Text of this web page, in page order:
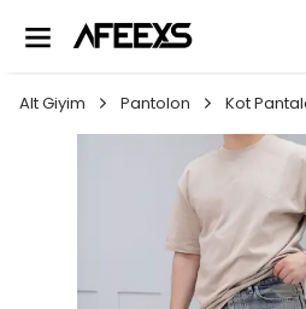
Alt Giyim Pantolon Kot